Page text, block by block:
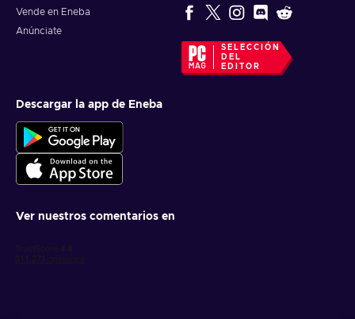
Vende en Eneba
Anúnciate
SELECCIÓN
DEL
EDITOR
Descargar la app de Eneba
Ver nuestros comentarios en